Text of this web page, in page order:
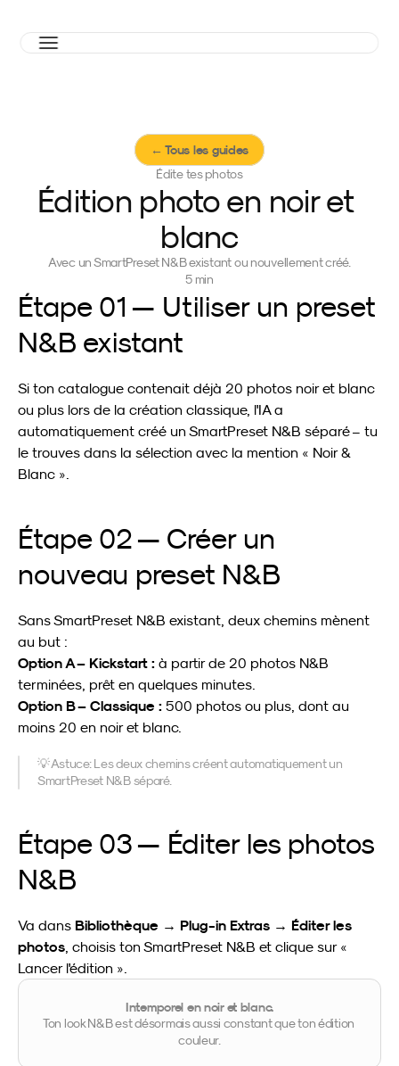
← Tous les guides
Édite tes photos
Édition photo en noir et
blanc
Avec un SmartPreset N&B existant ou nouvellement créé.
5 min
Étape 01 — Utiliser un preset
N&B existant
Si ton catalogue contenait déjà 20 photos noir et blanc
ou plus lors de la création classique, l'IA a
automatiquement créé un SmartPreset N&B séparé – tu
le trouves dans la sélection avec la mention « Noir &
Blanc ».
Étape 02 — Créer un
nouveau preset N&B
Sans SmartPreset N&B existant, deux chemins mènent
au but :
Option A – Kickstart : à partir de 20 photos N&B
terminées, prêt en quelques minutes.
Option B – Classique : 500 photos ou plus, dont au
moins 20 en noir et blanc.
💡 Astuce: Les deux chemins créent automatiquement un
SmartPreset N&B séparé.
Étape 03 — Éditer les photos
N&B
Va dans Bibliothèque → Plug-in Extras → Éditer les
photos , choisis ton SmartPreset N&B et clique sur «
Lancer l'édition ».
Intemporel en noir et blanc.
Ton look N&B est désormais aussi constant que ton édition
couleur.